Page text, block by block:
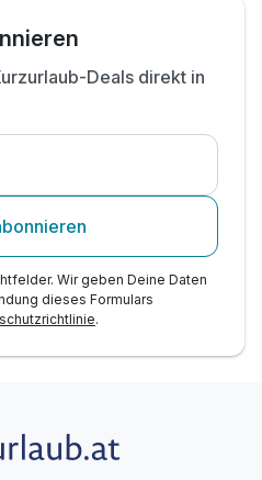
Gebühr*
Deals direkt in
Wir geben Deine Daten
dieses Formulars
.